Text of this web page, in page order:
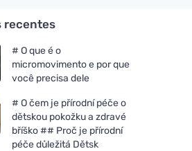
recentes
# O que é o
micromovimento e por que
você precisa dele
# O čem je přírodní péče o
dětskou pokožku a zdravé
bříško ## Proč je přírodní
péče důležitá Dětsk